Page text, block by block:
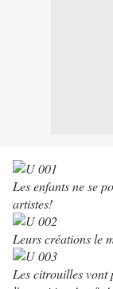
Les enfants ne se
artistes!
Leurs créations le
Les citrouilles vont